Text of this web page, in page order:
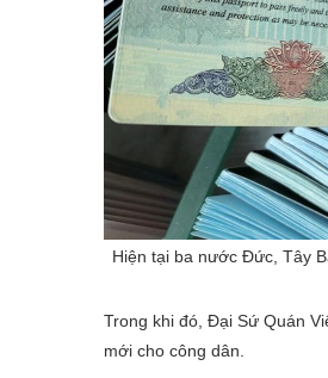
Hiện tại ba nước Đức, Tây
Trong khi đó, Đại Sứ Quán
mới cho công dân.